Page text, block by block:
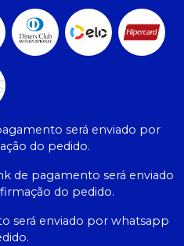
será enviado por
do pedido.
de pagamento será enviado
do pedido.
será enviado por whatsapp